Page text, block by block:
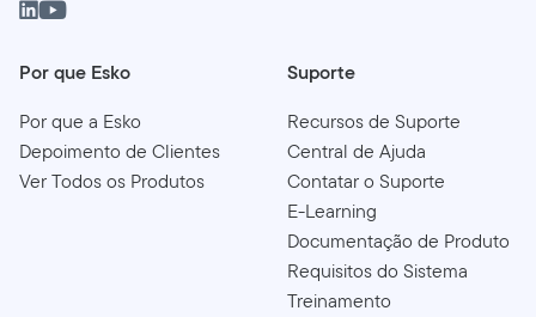
base de ativação.
Por que Esko
Por que a Esko
Depoimento de Clientes
Ver Todos os Produtos
Suporte
Recursos de Suporte
Central de Ajuda
Contatar o Suporte
E-Learning
Documentação de Produto
Requisitos do Sistema
Treinamento